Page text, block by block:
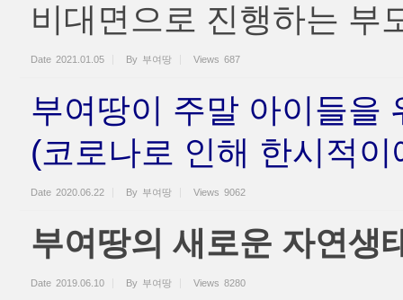
비대면으로 진행하는 부
Date 2021.01.05 By 부여땅 Views 687
부여땅이 주말 아이들을
(코로나로 인해 한시적이
Date 2020.06.22 By 부여땅 Views 9062
부여땅의 새로운 자연생
Date 2019.06.10 By 부여땅 Views 8280